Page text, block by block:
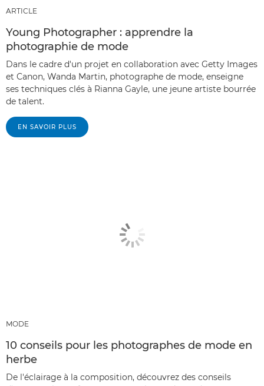
ARTICLE
Young Photographer : apprendre la
photographie de mode
Dans le cadre d'un projet en collaboration avec Getty Images
et Canon, Wanda Martin, photographe de mode, enseigne
ses techniques clés à Rianna Gayle, une jeune artiste bourrée
de talent.
EN SAVOIR PLUS
MODE
10 conseils pour les photographes de mode en
herbe
De l'éclairage à la composition, découvrez des conseils